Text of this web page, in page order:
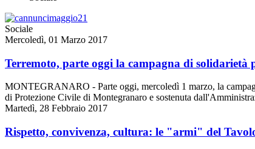
Sociale
Mercoledì, 01 Marzo 2017
Terremoto, parte oggi la campagna di solidarietà
MONTEGRANARO - Parte oggi, mercoledì 1 marzo, la
di Protezione Civile di Montegranaro e sostenuta
Martedì, 28 Febbraio 2017
Rispetto, convivenza, cultura: le "armi" del